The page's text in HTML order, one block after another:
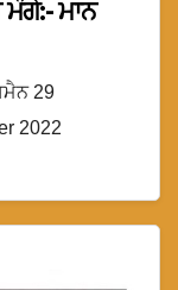
ਮਾਨ
29
2022